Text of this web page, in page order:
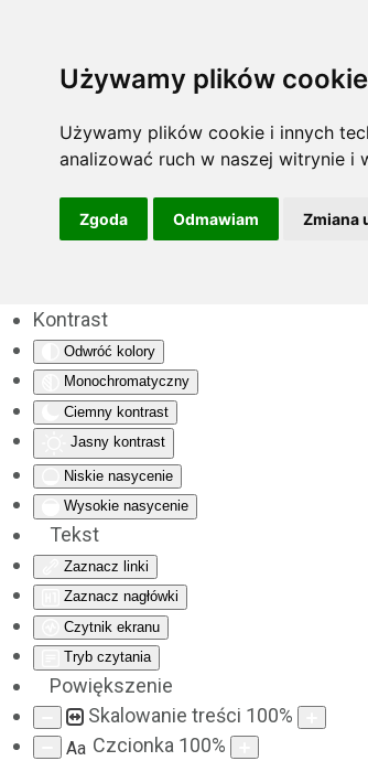
Używamy plików cookie
Używamy plików cookie i innych
analizować ruch w naszej witrynie i
Zgoda Odmawiam Zmiana
Kontrast
Odwróć kolory
Monochromatyczny
Ciemny kontrast
Jasny kontrast
Niskie nasycenie
Wysokie nasycenie
Tekst
Zaznacz linki
Zaznacz nagłówki
Czytnik ekranu
Tryb czytania
Powiększenie
Skalowanie treści 100%
Aa Czcionka 100%